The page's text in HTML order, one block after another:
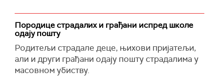
Породице страдалих и грађани испред школе
одају пошту
Родитељи страдале деце, њихови пријатељи,
али и други грађани одају пошту страдалима у
масовном убиству.